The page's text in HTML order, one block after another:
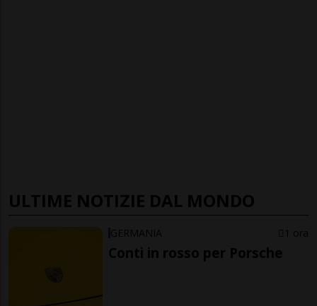
ULTIME NOTIZIE DAL MONDO
GERMANIA 1 ora
Conti in rosso per Porsche